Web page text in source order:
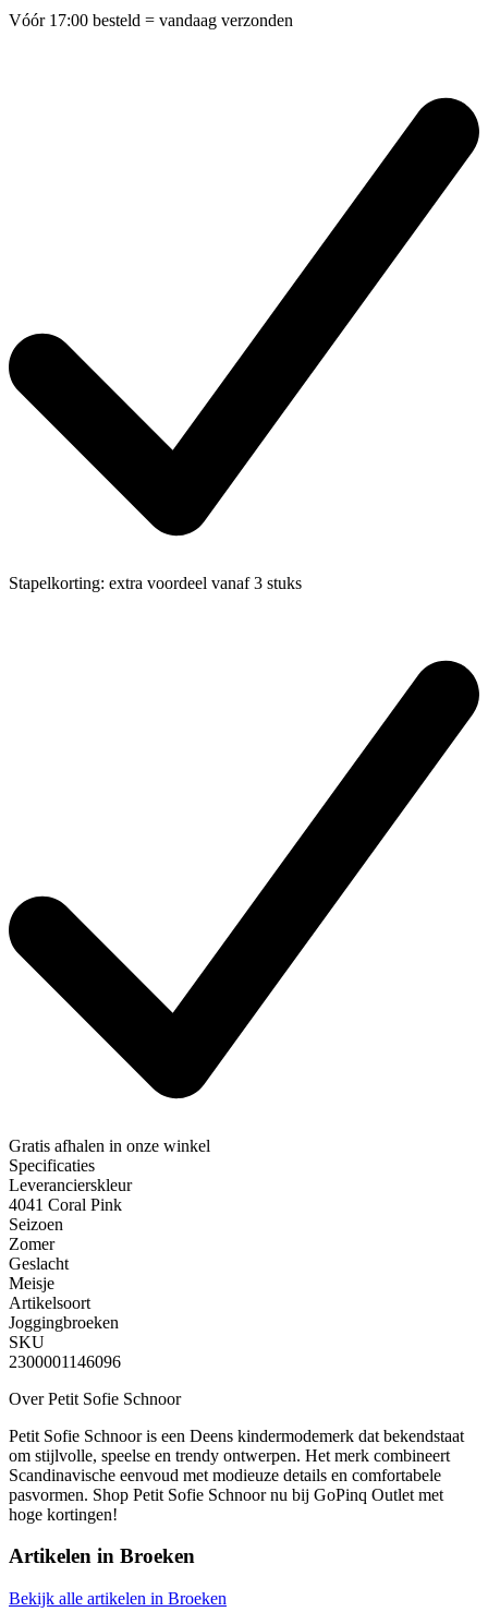
Vóór 17:00 besteld = vandaag verzonden
Stapelkorting: extra voordeel vanaf 3 stuks
Gratis afhalen in onze winkel
Specificaties
Leverancierskleur
4041 Coral Pink
Seizoen
Zomer
Geslacht
Meisje
Artikelsoort
Joggingbroeken
SKU
2300001146096
Over Petit Sofie Schnoor
Petit Sofie Schnoor is een Deens kindermodemerk dat bekendstaat
om stijlvolle, speelse en trendy ontwerpen. Het merk combineert
Scandinavische eenvoud met modieuze details en comfortabele
pasvormen. Shop Petit Sofie Schnoor nu bij GoPinq Outlet met
hoge kortingen!
Artikelen in Broeken
Bekijk alle artikelen in Broeken